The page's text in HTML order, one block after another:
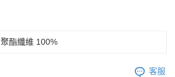
聚酯纖維 100%
客服